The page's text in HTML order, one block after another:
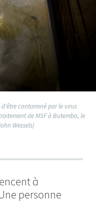
contaminé par le virus
de MSF à Butembo, le
Wessels)
à
personne